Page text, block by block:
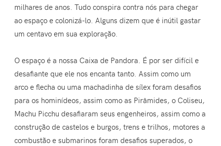
milhares de anos. Tudo conspira contra nós para chegar
ao espaço e colonizá-lo. Alguns dizem que é inútil gastar
um centavo em sua exploração.
O espaço é a nossa Caixa de Pandora. É por ser difícil e
desafiante que ele nos encanta tanto. Assim como um
arco e flecha ou uma machadinha de sílex foram desafios
para os hominídeos, assim como as Pirâmides, o Coliseu,
Machu Picchu desafiaram seus engenheiros, assim como a
construção de castelos e burgos, trens e trilhos, motores a
combustão e submarinos foram desafios superados, o